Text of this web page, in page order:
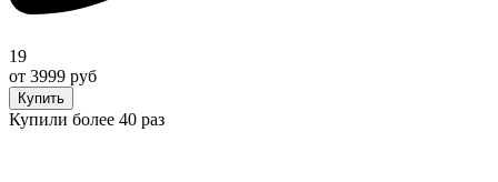
19
от 3999 руб
Купить
Купили более 40 раз